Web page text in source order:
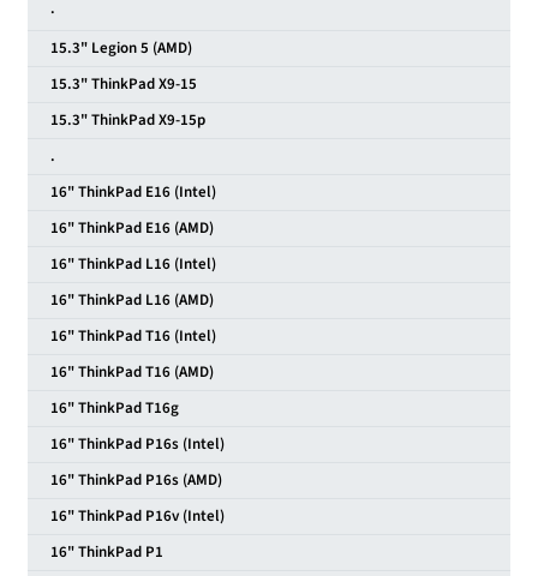
·
15.3" Legion 5 (AMD)
15.3" ThinkPad X9-15
15.3" ThinkPad X9-15p
.
16" ThinkPad E16 (Intel)
16" ThinkPad E16 (AMD)
16" ThinkPad L16 (Intel)
16" ThinkPad L16 (AMD)
16" ThinkPad T16 (Intel)
16" ThinkPad T16 (AMD)
16" ThinkPad T16g
16" ThinkPad P16s (Intel)
16" ThinkPad P16s (AMD)
16" ThinkPad P16v (Intel)
16" ThinkPad P1